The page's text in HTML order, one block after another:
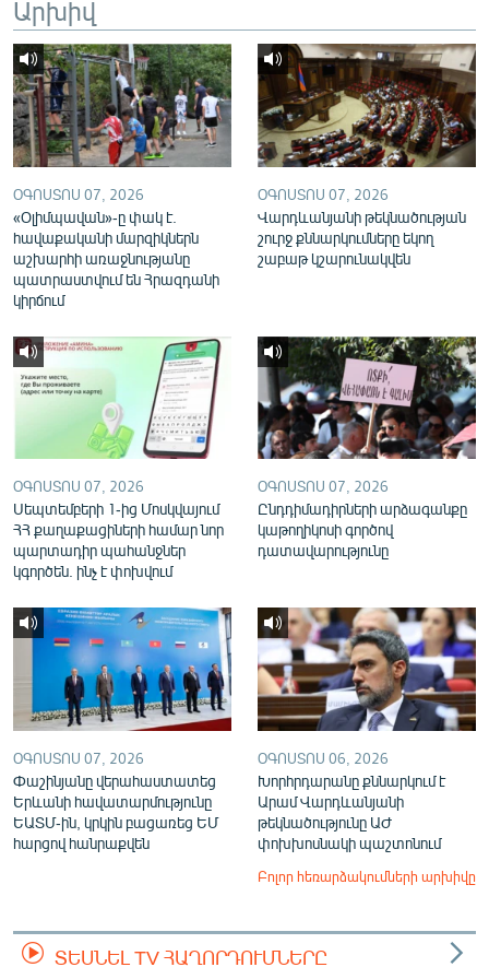
English
Русский
ՀԵՏԵՎԵՔ ՄԵԶ
«Ազատության» բոլոր կայքերը
Արխիվ
ՕԳՈՍՏՈՍ 07, 2026
«Օլիմպավան»-ը փակ է.
հավաքականի մարզիկներն
աշխարհի առաջնությանը
պատրաստվում են Հրազդանի
կիրճում
ՕԳՈՍՏՈՍ 07, 2026
Վարդևանյանի թեկնածության
շուրջ քննարկումները եկող
շաբաթ կշարունակվեն
ՕԳՈՍՏՈՍ 07, 2026
Սեպտեմբերի 1-ից Մոսկվայում
ՀՀ քաղաքացիների համար նոր
պարտադիր պահանջներ
կգործեն. ինչ է փոխվում
ՕԳՈՍՏՈՍ 07, 2026
Ընդդիմադիրների արձագանքը
կաթողիկոսի գործով
դատավարությունը
ՕԳՈՍՏՈՍ 07, 2026
Փաշինյանը վերահաստատեց
Երևանի հավատարմությունը
ԵԱՏՄ-ին, կրկին բացառեց ԵՄ
հարցով հանրաքվեն
ՕԳՈՍՏՈՍ 06, 2026
Խորհրդարանը քննարկում է
Արամ Վարդևանյանի
թեկնածությունը ԱԺ
փոխխոսնակի պաշտոնում
Բոլոր հեռարձակումների արխիվը
ՏԵՍՆԵԼ TV ՀԱՂՈՐԴՈՒՄՆԵՐԸ